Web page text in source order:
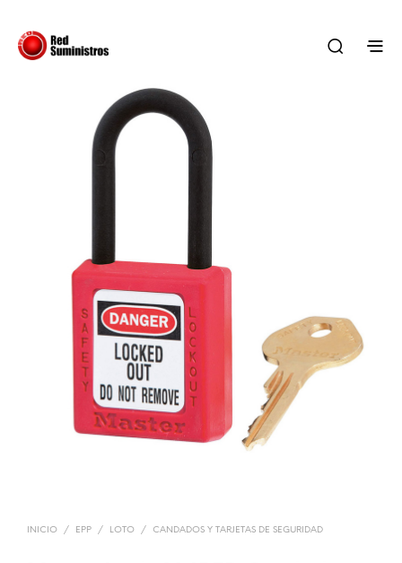
INICIO / EPP / LOTO / CANDADOS Y TARJETAS DE SEGURIDAD